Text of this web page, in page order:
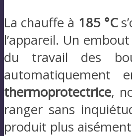
La chauffe à 185 °C
l’appareil. Un
du travail des
thermoprotectrice,
ranger sans
produit plus